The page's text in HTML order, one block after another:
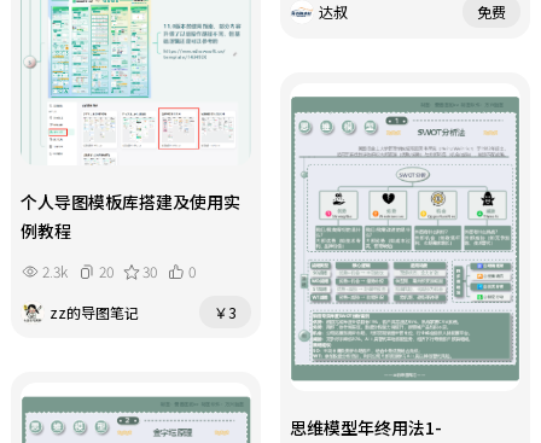
个人导图模板库搭建及使用实
例教程
2.3k 20 30
0
zz的导图笔记
￥3
达叔
免费
思维模型年终用法1-